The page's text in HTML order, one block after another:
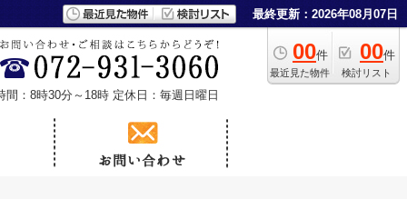
最終更新：2026年08月07日
00件
最近見た物件
00件
検討リスト
間：8時30分～18時 定休日：毎週日曜日